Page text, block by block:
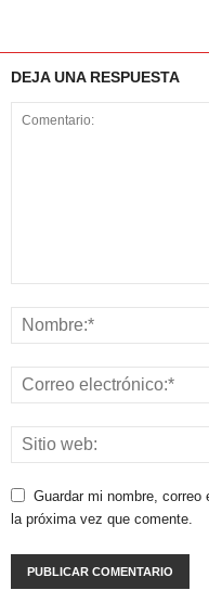
DEJA UNA RESPUESTA
Guardar mi nombre,
la próxima vez que comente.